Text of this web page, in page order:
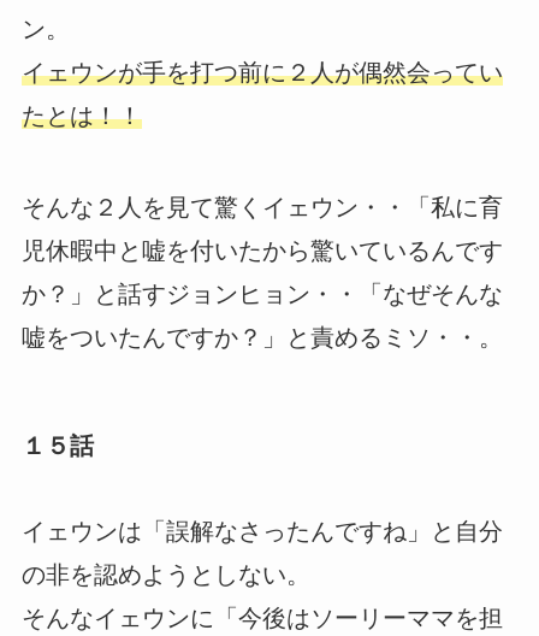
ン。
イェウンが手を打つ前に２人が偶然会ってい
たとは！！
そんな２人を見て驚くイェウン・・「私に育
児休暇中と嘘を付いたから驚いているんです
か？」と話すジョンヒョン・・「なぜそんな
嘘をついたんですか？」と責めるミソ・・。
１５話
イェウンは「誤解なさったんですね」と自分
の非を認めようとしない。
そんなイェウンに「今後はソーリーママを担